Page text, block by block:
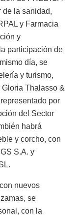
de la sanidad,
y Farmacia
y
participación de
día, se
y turismo,
Thalasso &
por
del Sector
habrá
y corcho, con
S.A. y
nuevos
se
con la